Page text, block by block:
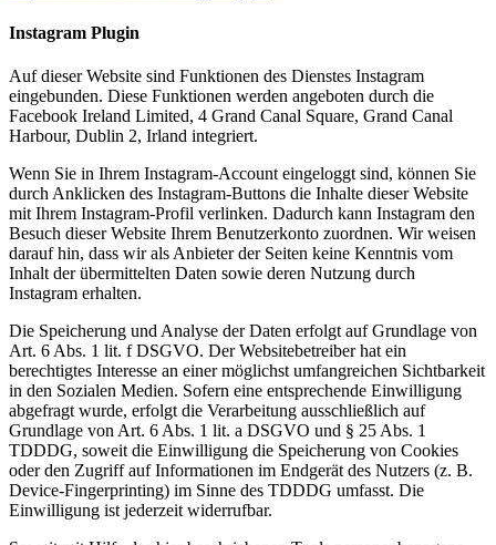
Instagram Plugin
Auf dieser Website sind Funktionen des Dienstes Instagram
eingebunden. Diese Funktionen werden angeboten durch die
Facebook Ireland Limited, 4 Grand Canal Square, Grand Canal
Harbour, Dublin 2, Irland integriert.
Wenn Sie in Ihrem Instagram-Account eingeloggt sind, können Sie
durch Anklicken des Instagram-Buttons die Inhalte dieser Website
mit Ihrem Instagram-Profil verlinken. Dadurch kann Instagram den
Besuch dieser Website Ihrem Benutzerkonto zuordnen. Wir weisen
darauf hin, dass wir als Anbieter der Seiten keine Kenntnis vom
Inhalt der übermittelten Daten sowie deren Nutzung durch
Instagram erhalten.
Die Speicherung und Analyse der Daten erfolgt auf Grundlage von
Art. 6 Abs. 1 lit. f DSGVO. Der Websitebetreiber hat ein
berechtigtes Interesse an einer möglichst umfangreichen Sichtbarkeit
in den Sozialen Medien. Sofern eine entsprechende Einwilligung
abgefragt wurde, erfolgt die Verarbeitung ausschließlich auf
Grundlage von Art. 6 Abs. 1 lit. a DSGVO und § 25 Abs. 1
TDDDG, soweit die Einwilligung die Speicherung von Cookies
oder den Zugriff auf Informationen im Endgerät des Nutzers (z. B.
Device-Fingerprinting) im Sinne des TDDDG umfasst. Die
Einwilligung ist jederzeit widerrufbar.